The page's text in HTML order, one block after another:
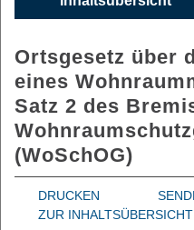
Ortsgesetz über
eines
Satz 2 des
(WoSchOG)
DRUCKEN
ZUR INHALTSÜBERSICHT